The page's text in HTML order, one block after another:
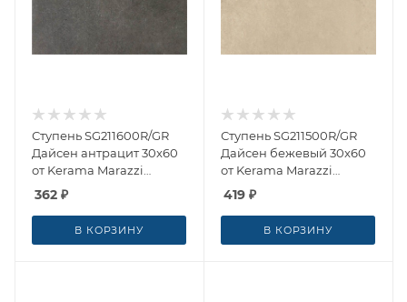
Ступень SG211600R/GR
Дайсен антрацит 30x60
от Kerama Marazzi
(Россия)
362 ₽
В КОРЗИНУ
Ступень SG211500R/GR
Дайсен бежевый 30x60
от Kerama Marazzi
(Россия)
419 ₽
В КОРЗИНУ